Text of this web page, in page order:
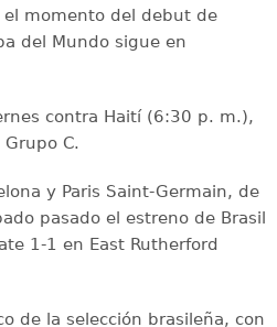
momento del debut de
del Mundo sigue en
contra Haití (6:30 p. m.),
C.
y Paris Saint-Germain, de
pasado el estreno de Brasil
1-1 en East Rutherford
de la selección brasileña, con